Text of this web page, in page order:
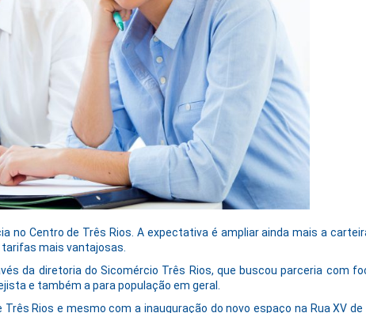
no Centro de Três Rios. A expectativa é ampliar ainda mais a
mais vantajosas.
da diretoria do Sicomércio Três Rios, que buscou parceria com
e também a para população em geral.
Rios e mesmo com a inauguração do novo espaço na Rua XV de